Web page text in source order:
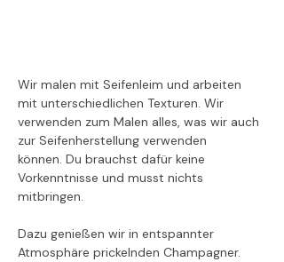
Wir malen mit Seifenleim und arbeiten
mit unterschiedlichen Texturen. Wir
verwenden zum Malen alles, was wir auch
zur Seifenherstellung verwenden
können. Du brauchst dafür keine
Vorkenntnisse und musst nichts
mitbringen.
Dazu genießen wir in entspannter
Atmosphäre prickelnden Champagner.